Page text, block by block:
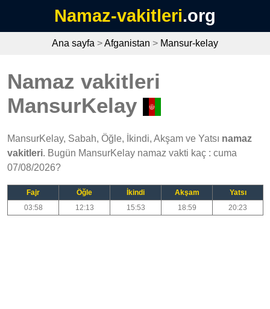
Namaz-vakitleri.org
Ana sayfa >Afganistan > Mansur-kelay
Namaz vakitleri
MansurKelay
MansurKelay, Sabah, Öğle, İkindi, Akşam ve Yatsı namaz
vakitleri. Bugün MansurKelay namaz vakti kaç : cuma
07/08/2026?
Fajr Öğle İkindi Akşam
Yatsı
03:58
12:13 15:53 18:59 20:23